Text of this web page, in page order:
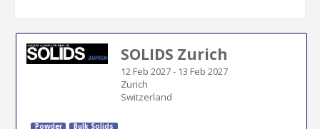
SOLIDS Zurich
12 Feb 2027- 13 Feb 2027
Zurich
Switzerland
Powder Bulk Solids